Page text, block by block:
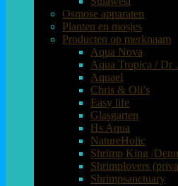
Osmose apparaten
Planten en mosjes
Producten op merknaam
Aqua Nova
Aqua Tropica / Dr
Aquael
Chris & Oli’s
Easy life
Glasgarten
Hs Aqua
NatureHolic
Shrimp King /
Shrimplovers
Shrimpsanctuary